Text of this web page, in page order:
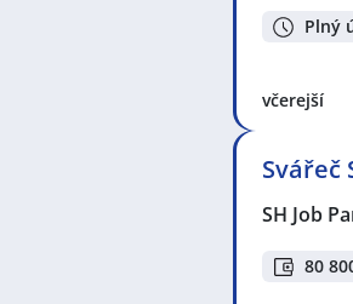
Plný
včerejší
Svářeč
SH Job
80